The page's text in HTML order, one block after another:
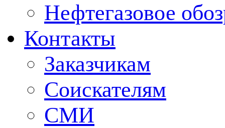
Нефтегазовое
Контакты
Заказчикам
Соискателям
СМИ